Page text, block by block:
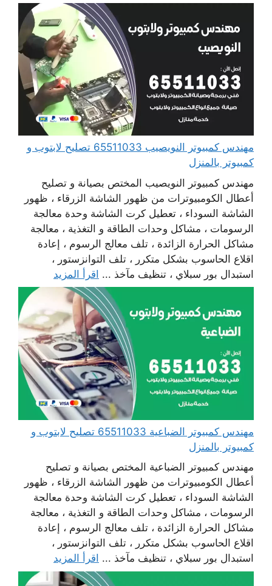
مهندس كمبيوتر النويصيب 65511033 تصليح لابتوب و
كمبيوتر بالمنزل
مهندس كمبيوتر النويصيب المختص بصيانة و تصليح
أعطال الكومبيوترات من ظهور الشاشة الزرقاء ، ظهور
الشاشة السوداء ، تعطيل كرت الشاشة وحدة معالجة
الرسومات ، مشاكل وحدات الطاقة و التغذية ، معالجة
مشاكل الحرارة الزائدة ، تلف معالج الرسوم ، إعادة
اقلاع الحاسوب بشكل متكرر ، تلف التوانزستور ،
استبدال بور سبلاي ، تنظيف مآخذ ... اقرأ المزيد
مهندس كمبيوتر الضباعية 65511033 تصليح لابتوب و
كمبيوتر بالمنزل
مهندس كمبيوتر الضباعية المختص بصيانة و تصليح
أعطال الكومبيوترات من ظهور الشاشة الزرقاء ، ظهور
الشاشة السوداء ، تعطيل كرت الشاشة وحدة معالجة
الرسومات ، مشاكل وحدات الطاقة و التغذية ، معالجة
مشاكل الحرارة الزائدة ، تلف معالج الرسوم ، إعادة
اقلاع الحاسوب بشكل متكرر ، تلف التوانزستور ،
استبدال بور سبلاي ، تنظيف مآخذ ... اقرأ المزيد